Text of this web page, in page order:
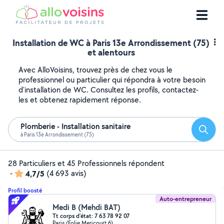
Installation de WC à Paris 13e Arrondissement (75)
et alentours
Avec AlloVoisins, trouvez près de chez vous le
professionnel ou particulier qui répondra à votre besoin
d'installation de WC. Consultez les profils, contactez-
les et obtenez rapidement réponse.
Plomberie - Installation sanitaire
à Paris 13e Arrondissement (75)
28 Particuliers et 45 Professionnels répondent
-
4,7/5 (4 693 avis)
Profil boosté
Auto-entrepreneur
Medi B (Mehdi BAT)
Tt corps d'état: 7 63 78 92 07